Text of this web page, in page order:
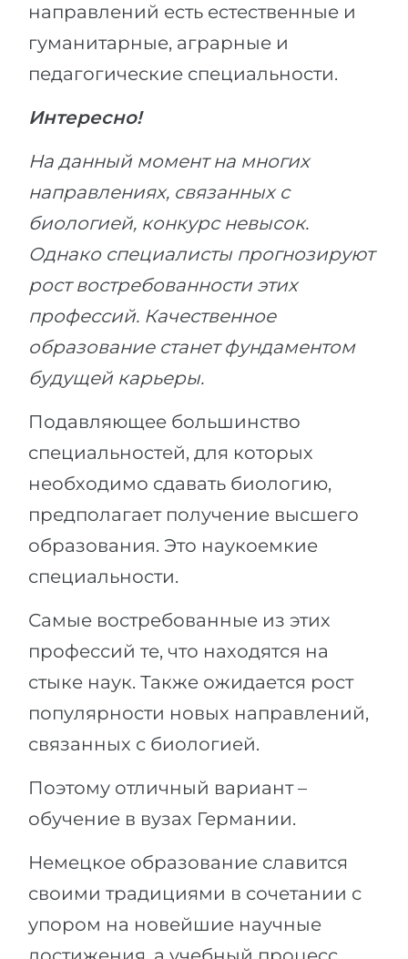
ЗАПИСАТЬСЯ НА КОНСУЛЬТАЦИЮ
направлений есть естественные и
гуманитарные, аграрные и
педагогические специальности.
Интересно!
На данный момент на многих
направлениях, связанных с
биологией, конкурс невысок.
Однако специалисты прогнозируют
рост востребованности этих
профессий. Качественное
образование станет фундаментом
будущей карьеры.
Подавляющее большинство
специальностей, для которых
необходимо сдавать биологию,
предполагает получение высшего
образования. Это наукоемкие
специальности.
Самые востребованные из этих
профессий те, что находятся на
стыке наук. Также ожидается рост
популярности новых направлений,
связанных с биологией.
Поэтому отличный вариант –
обучение в вузах Германии.
Немецкое образование славится
своими традициями в сочетании с
упором на новейшие научные